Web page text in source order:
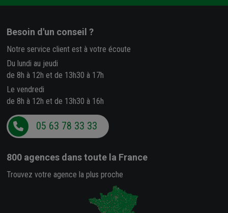
Besoin d'un conseil ?
Notre service client est à votre écoute
Du lundi au jeudi
de 8h à 12h et de 13h30 à 17h
Le vendredi
de 8h à 12h et de 13h30 à 16h
05 63 78 33 33
800 agences dans toute la France
Trouvez votre agence la plus proche